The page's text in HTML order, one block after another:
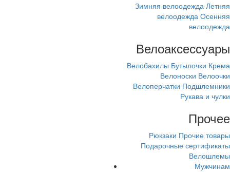
Зимняя велоодежда Летняя
велоодежда Осенняя
велоодежда
Велоаксессуары
Велобахилы Бутылочки Крема
Велоноски Велоочки
Велоперчатки Подшлемники
Рукава и чулки
Прочее
Рюкзаки Прочие товары
Подарочные сертификаты
Велошлемы
Мужчинам